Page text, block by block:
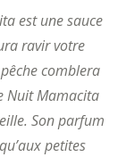
est une sauce
ravir votre
comblera
Nuit Mamacita
Son parfum
petites